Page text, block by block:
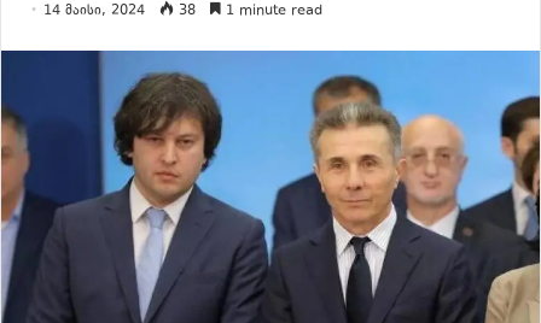
14 მაისი, 2024 38 1 minute read